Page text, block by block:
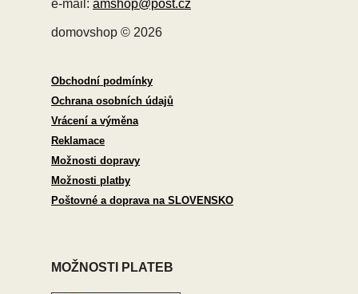
e-mail: amshop@post.cz
domovshop © 2026
Obchodní podmínky
Ochrana osobních údajů
Vrácení a výměna
Reklamace
Možnosti dopravy
Možnosti platby
Poštovné a doprava na SLOVENSKO
MOŽNOSTI PLATEB